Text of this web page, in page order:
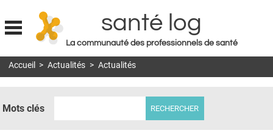
Jump to navigation
santé log
La communauté des professionnels de santé
MON COMPTE
Accueil > Actualités > Actualités
Mots clés